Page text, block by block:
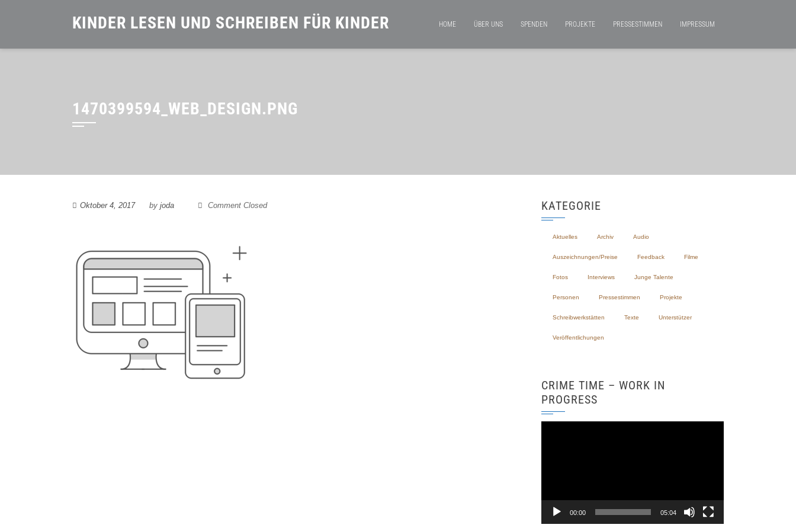
KINDER LESEN UND SCHREIBEN FÜR KINDER HOME ÜBER UNS SPENDEN PROJEKTE PRESSESTIMMEN IMPRESSUM
1470399594_WEB_DESIGN.PNG
Oktober 4, 2017 by joda Comment Closed KATEGORIE
Aktuelles Archiv Audio
Auszeichnungen/Preise Feedback Filme
Fotos Interviews Junge Talente
Personen Pressestimmen Projekte
Schreibwerkstätten Texte Unterstützer
Veröffentlichungen
CRIME TIME – WORK IN
PROGRESS
00:00 05:04